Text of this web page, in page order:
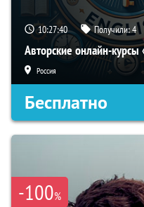
10:27:39 Получили:4
Авторские онлайн-курсы
Россия
Бесплатно
-100%